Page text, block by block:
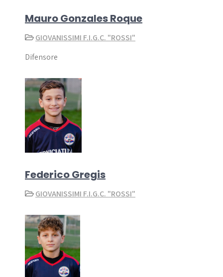
Mauro Gonzales Roque
GIOVANISSIMI F.I.G.C. "ROSSI"
Difensore
Federico Gregis
GIOVANISSIMI F.I.G.C. "ROSSI"